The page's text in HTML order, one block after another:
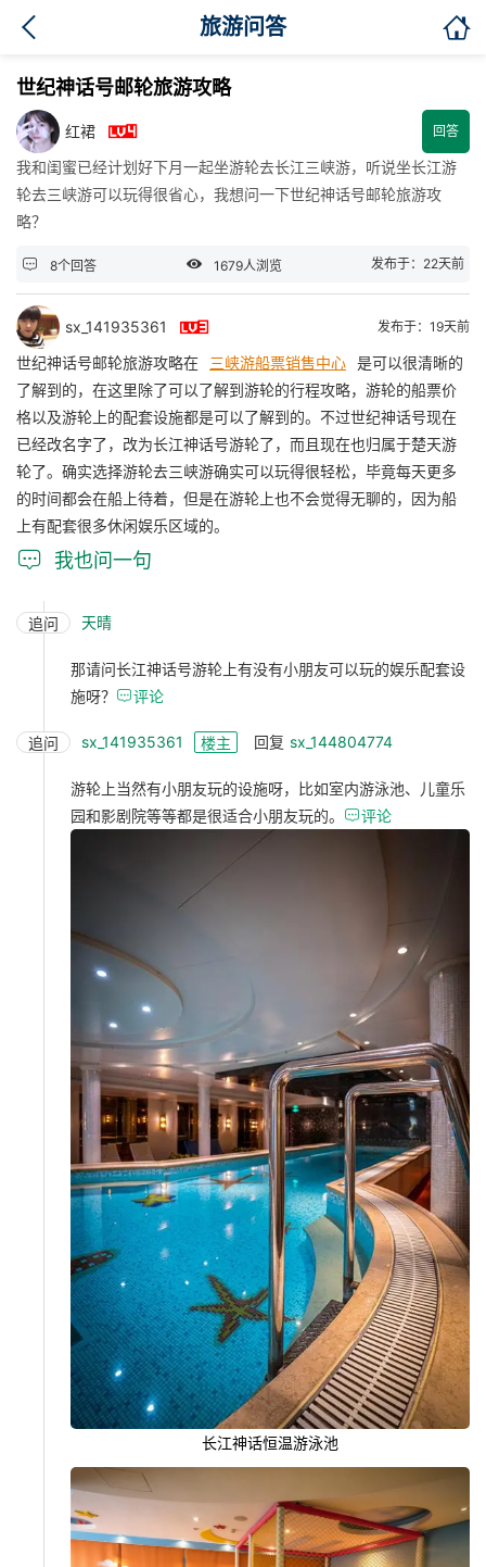
旅游问答 
世纪神话号邮轮旅游攻略
红裙  回答
我和闺蜜已经计划好下月一起坐游轮去长江三峡游，听说坐长江游
轮去三峡游可以玩得很省心，我想问一下世纪神话号邮轮旅游攻
略？
 8个回答  1679人浏览 发布于：22天前
sx_141935361  发布于：19天前
世纪神话号邮轮旅游攻略在 三峡游船票销售中心 是可以很清晰的
了解到的，在这里除了可以了解到游轮的行程攻略，游轮的船票价
格以及游轮上的配套设施都是可以了解到的。不过世纪神话号现在
已经改名字了，改为长江神话号游轮了，而且现在也归属于楚天游
轮了。确实选择游轮去三峡游确实可以玩得很轻松，毕竟每天更多
的时间都会在船上待着，但是在游轮上也不会觉得无聊的，因为船
上有配套很多休闲娱乐区域的。
 我也问一句
追问 天晴
那请问长江神话号游轮上有没有小朋友可以玩的娱乐配套设
施呀？ 评论
追问 sx_141935361 楼主 回复 sx_144804774
游轮上当然有小朋友玩的设施呀，比如室内游泳池、儿童乐
园和影剧院等等都是很适合小朋友玩的。 评论
长江神话恒温游泳池